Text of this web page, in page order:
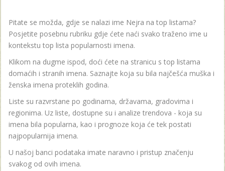
Pitate se možda, gdje se nalazi ime Nejra na top listama?
Posjetite posebnu rubriku gdje ćete naći svako traženo ime u
kontekstu top lista popularnosti imena.
Klikom na dugme ispod, doći ćete na stranicu s top listama
domaćih i stranih imena. Saznajte koja su bila najčešća muška i
ženska imena proteklih godina.
Liste su razvrstane po godinama, državama, gradovima i
regionima. Uz liste, dostupne su i analize trendova - koja su
imena bila popularna, kao i prognoze koja će tek postati
najpopularnija imena.
U našoj banci podataka imate naravno i pristup značenju
svakog od ovih imena.